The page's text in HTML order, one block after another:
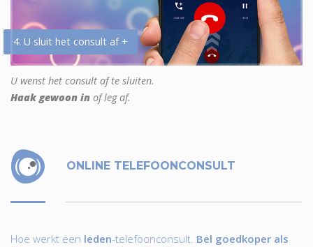
4. U sluit het consult af +
U wenst het consult af te sluiten.
Haak gewoon in of leg af.
ONLINE TELEFOONCONSULT
Hoe werkt een leden-telefoonconsult. Bel goedkoper als